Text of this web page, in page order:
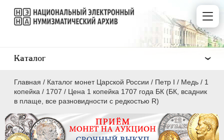
Главная / Каталог монет Царской России / Пeтр I / Медь / 1
копейка / 1707 / Цена 1 копейка 1707 года БК (БК, всадник
в плаще, все разновидности с редкостью R)
Каталог